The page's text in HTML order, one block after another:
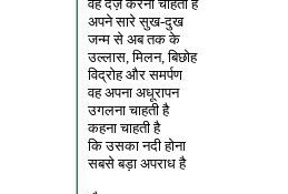
वह दर्ज़ करना चाहती है
अपने सारे सुख-दुख
जन्म से अब तक के
उल्लास, मिलन, बिछोह
विद्रोह और समर्पण
वह अपना अधूरापन
उगलना चाहती है
कहना चाहती है
कि उसका नदी होना
सबसे बड़ा अपराध है